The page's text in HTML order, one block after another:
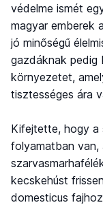
védelme ismét
magyar emberek
jó minőségű
gazdáknak pedig
környezetet,
tisztességes ára
Kifejtette, hogy a
folyamatban
kecskehúst
domesticus